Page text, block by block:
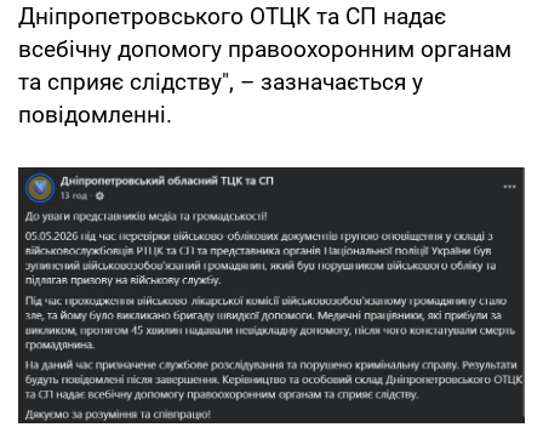
Дніпропетровського ОТЦК та СП надає
всебічну допомогу правоохоронним органам
та сприяє слідству", – зазначається у
повідомленні.